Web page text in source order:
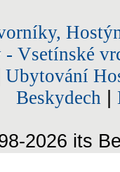
- Vsetínské
Ubytování
Beskydech
2026 its